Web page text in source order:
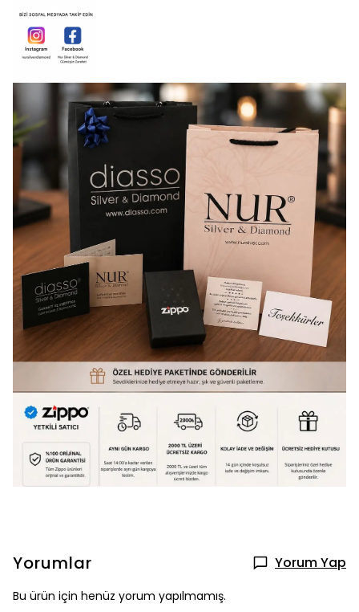
Yorumlar Yorum Yap
Bu ürün için henüz yorum yapılmamış.